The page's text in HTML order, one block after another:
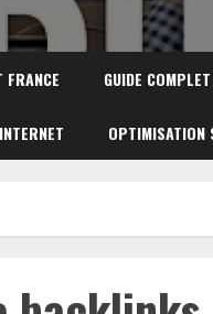
FRANCE GUIDE
INTERNET OPTIMISATION